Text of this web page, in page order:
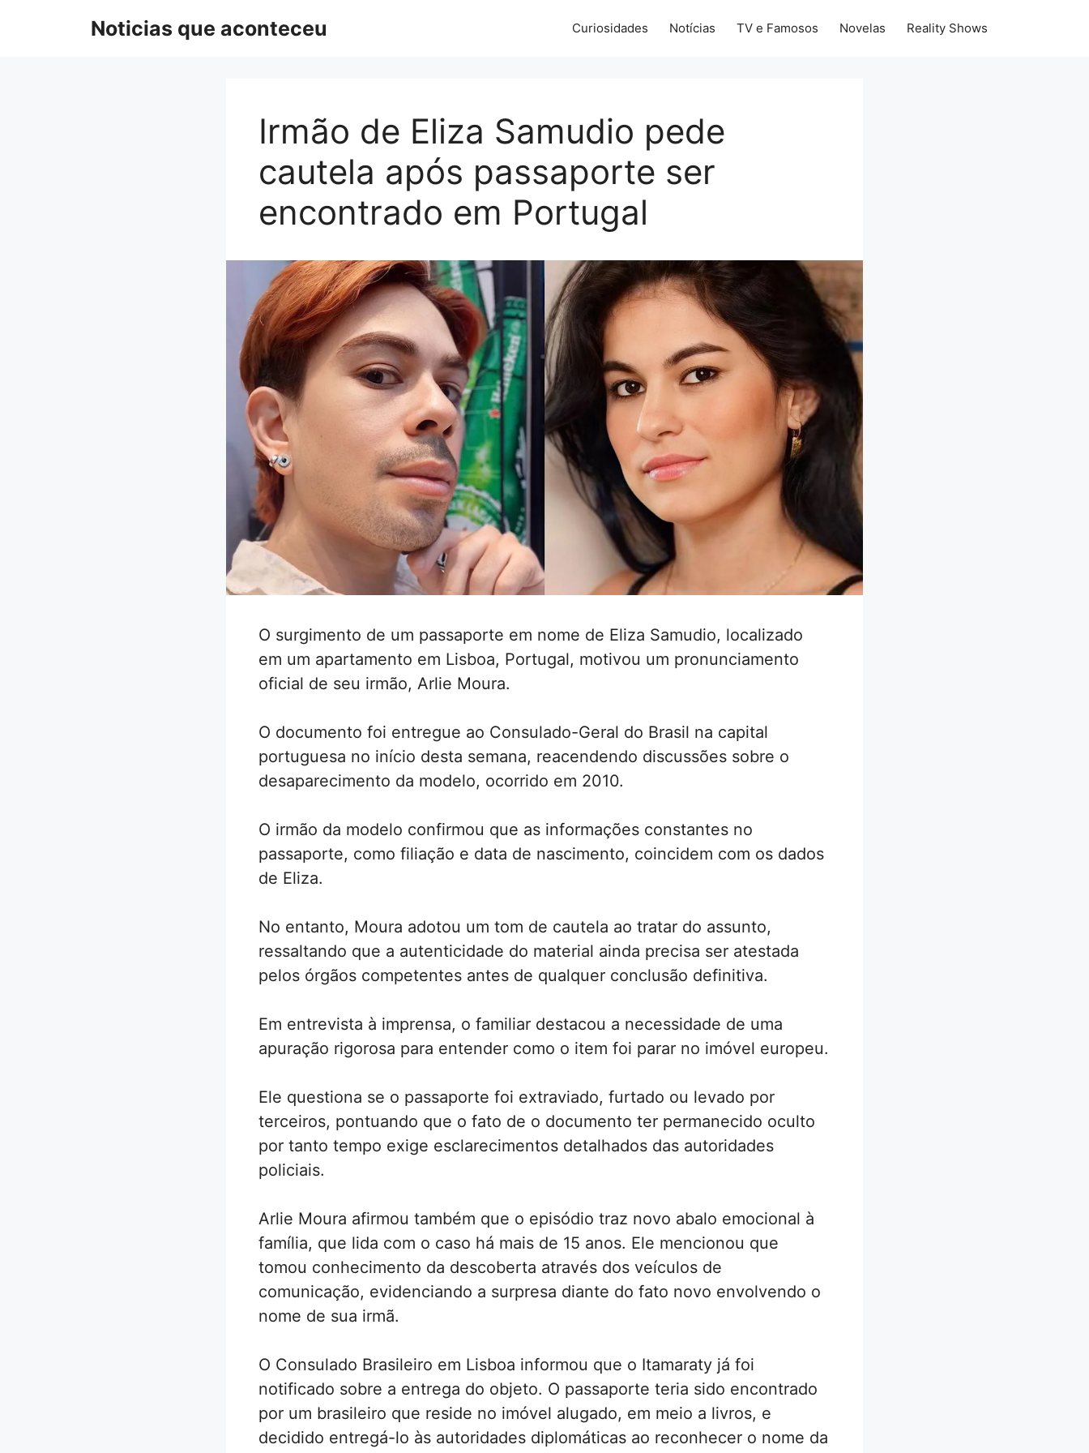
Noticias que aconteceu Curiosidades Notícias TV e Famosos Novelas Reality Shows
Irmão de Eliza Samudio pede
cautela após passaporte ser
encontrado em Portugal
O surgimento de um passaporte em nome de Eliza Samudio, localizado
em um apartamento em Lisboa, Portugal, motivou um pronunciamento
oficial de seu irmão, Arlie Moura.
O documento foi entregue ao Consulado-Geral do Brasil na capital
portuguesa no início desta semana, reacendendo discussões sobre o
desaparecimento da modelo, ocorrido em 2010.
O irmão da modelo confirmou que as informações constantes no
passaporte, como filiação e data de nascimento, coincidem com os dados
de Eliza.
No entanto, Moura adotou um tom de cautela ao tratar do assunto,
ressaltando que a autenticidade do material ainda precisa ser atestada
pelos órgãos competentes antes de qualquer conclusão definitiva.
Em entrevista à imprensa, o familiar destacou a necessidade de uma
apuração rigorosa para entender como o item foi parar no imóvel europeu.
Ele questiona se o passaporte foi extraviado, furtado ou levado por
terceiros, pontuando que o fato de o documento ter permanecido oculto
por tanto tempo exige esclarecimentos detalhados das autoridades
policiais.
Arlie Moura afirmou também que o episódio traz novo abalo emocional à
família, que lida com o caso há mais de 15 anos. Ele mencionou que
tomou conhecimento da descoberta através dos veículos de
comunicação, evidenciando a surpresa diante do fato novo envolvendo o
nome de sua irmã.
O Consulado Brasileiro em Lisboa informou que o Itamaraty já foi
notificado sobre a entrega do objeto. O passaporte teria sido encontrado
por um brasileiro que reside no imóvel alugado, em meio a livros, e
decidido entregá-lo às autoridades diplomáticas ao reconhecer o nome da